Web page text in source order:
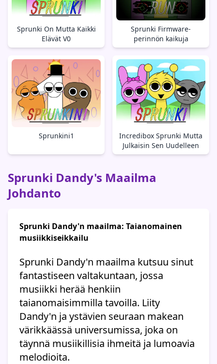
Sprunki On Mutta Kaikki
Elävät V0
Sprunki Firmware-
perinnön kaikuja
Sprunkini1
Incredibox Sprunki Mutta
Julkaisin Sen Uudelleen
Sprunki Dandy's Maailma
Johdanto
Sprunki Dandy'n maailma: Taianomainen
musiikkiseikkailu
Sprunki Dandy'n maailma kutsuu sinut
fantastiseen valtakuntaan, jossa
musiikki herää henkiin
taianomaisimmilla tavoilla. Liity
Dandy'n ja ystävien seuraan makean
värikkäässä universumissa, joka on
täynnä musiikillisia ihmeitä ja lumoavia
melodioita.